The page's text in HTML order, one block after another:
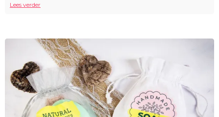
Lees verder